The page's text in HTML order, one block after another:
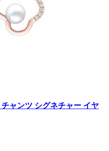
チャンツ シグネチャー イヤ